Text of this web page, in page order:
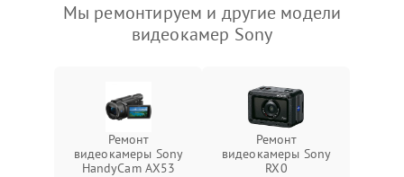
Мы ремонтируем и другие модели
видеокамер Sony
Ремонт
видеокамеры Sony
HandyCam AX53
Ремонт
видеокамеры Sony
RX0